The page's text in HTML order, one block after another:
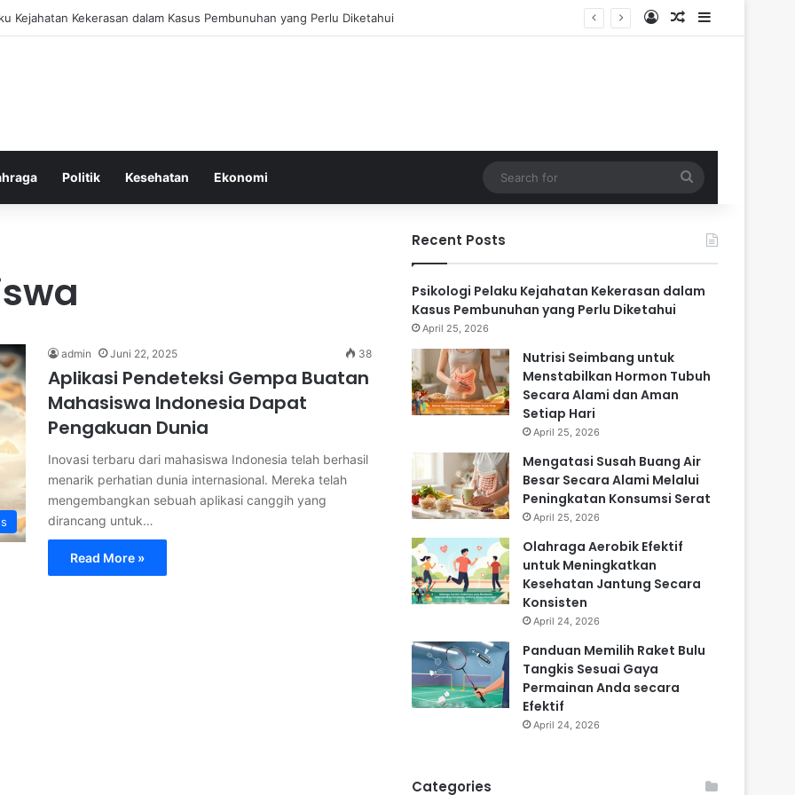
untuk Menstabilkan Hormon Tubuh Secara Alami dan Aman Setiap Hari Log InRandom Article
Sidebar
Politik Kesehatan Ekonomi
for
admin Juni 22, 2025 38
Aplikasi Pendeteksi Gempa Buatan
Mahasiswa Indonesia Dapat
Pengakuan Dunia
Inovasi terbaru dari mahasiswa Indonesia telah berhasil
menarik perhatian dunia internasional. Mereka telah
mengembangkan sebuah aplikasi canggih yang
dirancang untuk…
Read More »
Recent Posts
Psikologi Pelaku Kejahatan Kekerasan dalam
Kasus Pembunuhan yang Perlu Diketahui
April 25, 2026
Nutrisi Seimbang untuk
Menstabilkan Hormon Tubuh
Secara Alami dan Aman
Setiap Hari
April 25, 2026
Mengatasi Susah Buang Air
Besar Secara Alami Melalui
Peningkatan Konsumsi Serat
April 25, 2026
Olahraga Aerobik Efektif
untuk Meningkatkan
Kesehatan Jantung Secara
Konsisten
April 24, 2026
Panduan Memilih Raket Bulu
Tangkis Sesuai Gaya
Permainan Anda secara
Efektif
April 24, 2026
Categories